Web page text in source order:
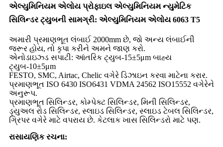
એલ્યુમિનિયમ એલોય પ્રોફાઇલ એલ્યુમિનિયમ ન્યુમેટિક
સિલિન્ડર ટ્યુબની સામગ્રી: એલ્યુમિનિયમ એલોય 6063 T5
અમારી પ્રમાણભૂત લંબાઈ 2000mm છે, જો અન્ય લંબાઈની
જરૂર હોય, તો કૃપા કરીને અમને જાણ કરો.
એનોડાઇઝ્ડ સપાટી: આંતરિક ટ્યુબ-15±5μm બાહ્ય
ટ્યુબ-10±5μm
FESTO, SMC, Airtac, Chelic વગેરે ડિઝાઇન કરવા માટેના કરાર.
પ્રમાણભૂત ISO 6430 ISO6431 VDMA 24562 ISO15552 વગેરેને
અનુરૂપ.
પ્રમાણભૂત સિલિન્ડર, કોમ્પેક્ટ સિલિન્ડર, મિની સિલિન્ડર,
ડ્યુઅલ રોડ સિલિન્ડર, સ્લાઇડ સિલિન્ડર, સ્લાઇડ ટેબલ સિલિન્ડર,
ગ્રિપર વગેરે માટે વપરાય છે. કેટલાક ખાસ સિલિન્ડરો માટે પણ.
રાસાયણિક રચના: